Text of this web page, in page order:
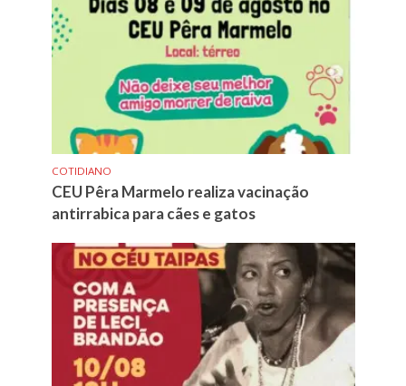
COTIDIANO
CEU Pêra Marmelo realiza vacinação
antirrabica para cães e gatos